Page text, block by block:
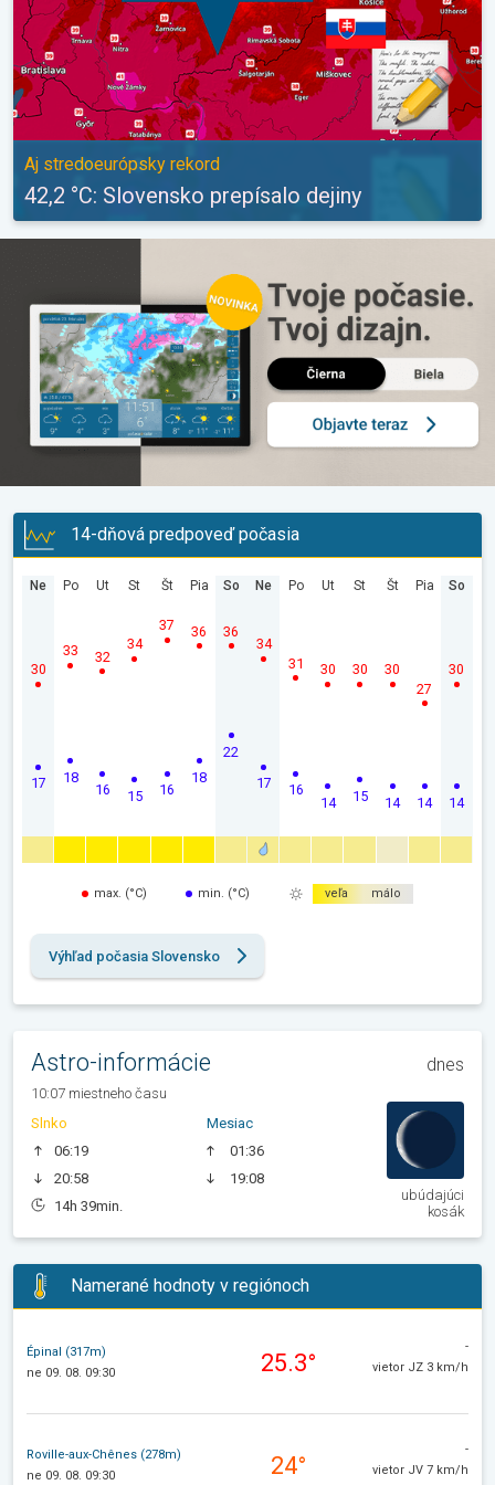
Aj stredoeurópsky rekord
42,2 °C: Slovensko prepísalo dejiny
14-dňová predpoveď počasia
Ne
17
30
Po
18
33
Ut
16
32
St
15
34
Št
16
37
Pia
18
36
So
22
36
Ne
17
34
Po
16
31
Ut
14
30
St
15
30
Št
14
30
Pia
14
27
So
14
30
max. (°C) min. (°C) veľa málo
Výhľad počasia Slovensko
Astro-informácie dnes
10:07 miestneho času
Slnko
06:19
20:58
14h 39min.
Mesiac
01:36
19:08
ubúdajúci
kosák
Namerané hodnoty v regiónoch
Épinal (317m)
ne 09. 08. 09:30
25.3°
-
vietor JZ 3 km/h
Roville-aux-Chênes (278m)
ne 09. 08. 09:30
24°
-
vietor JV 7 km/h